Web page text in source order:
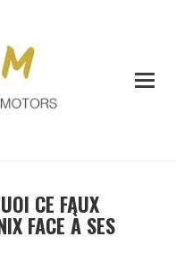
CE FAUX
FACE À SES